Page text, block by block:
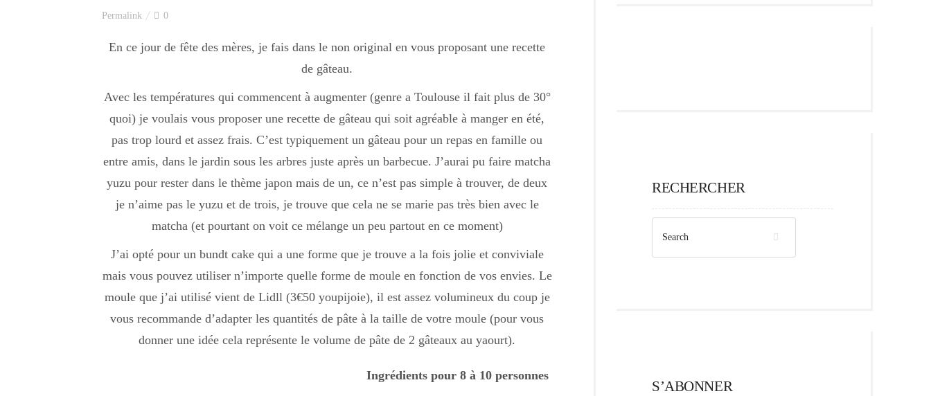
Permalink 0
En ce jour de fête des mères, je fais dans le non original en vous proposant une recette
de gâteau.
Avec les températures qui commencent à augmenter (genre a Toulouse il fait plus de 30°
quoi) je voulais vous proposer une recette de gâteau qui soit agréable à manger en été,
pas trop lourd et assez frais. C’est typiquement un gâteau pour un repas en famille ou
entre amis, dans le jardin sous les arbres juste après un barbecue. J’aurai pu faire matcha
yuzu pour rester dans le thème japon mais de un, ce n’est pas simple à trouver, de deux
je n’aime pas le yuzu et de trois, je trouve que cela ne se marie pas très bien avec le
matcha (et pourtant on voit ce mélange un peu partout en ce moment)
J’ai opté pour un bundt cake qui a une forme que je trouve a la fois jolie et conviviale
mais vous pouvez utiliser n’importe quelle forme de moule en fonction de vos envies. Le
moule que j’ai utilisé vient de Lidll (3€50 youpijoie), il est assez volumineux du coup je
vous recommande d’adapter les quantités de pâte à la taille de votre moule (pour vous
donner une idée cela représente le volume de pâte de 2 gâteaux au yaourt).
Ingrédients pour 8 à 10 personnes
RECHERCHER
S’ABONNER